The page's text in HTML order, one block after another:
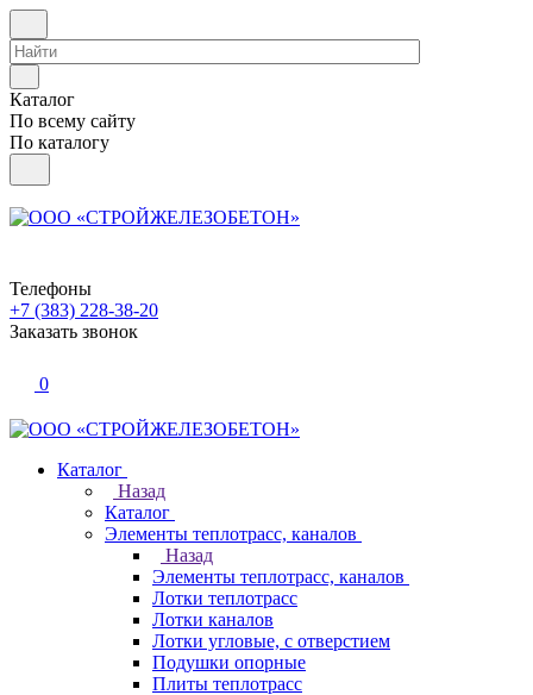
Каталог
По всему сайту
По каталогу
Телефоны
+7 (383) 228-38-20
Заказать звонок
0
Каталог
Назад
Каталог
Элементы теплотрасс, каналов
Назад
Элементы теплотрасс, каналов
Лотки теплотрасс
Лотки каналов
Лотки угловые, с отверстием
Подушки опорные
Плиты теплотрасс